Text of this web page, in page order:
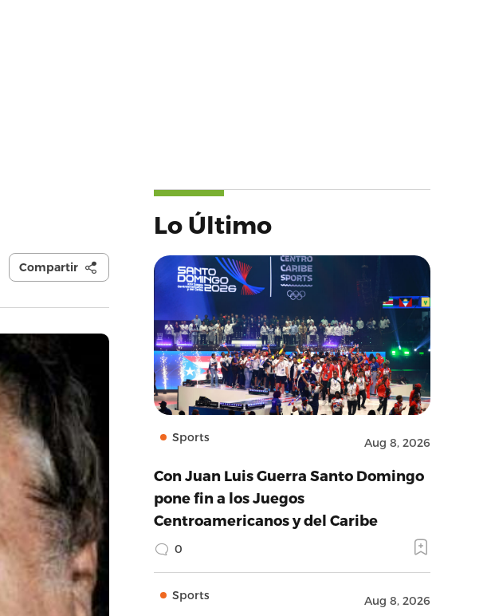
Compartir
Lo Último
Sports Aug 8, 2026
Con Juan Luis Guerra Santo Domingo
pone fin a los Juegos
Centroamericanos y del Caribe
0
Sports Aug 8, 2026